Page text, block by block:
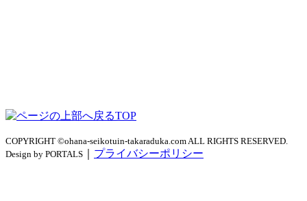
TOP
COPYRIGHT ©ohana-seikotuin-takaraduka.com ALL RIGHTS RESERVED.
Design by PORTALS
プライバシーポリシー